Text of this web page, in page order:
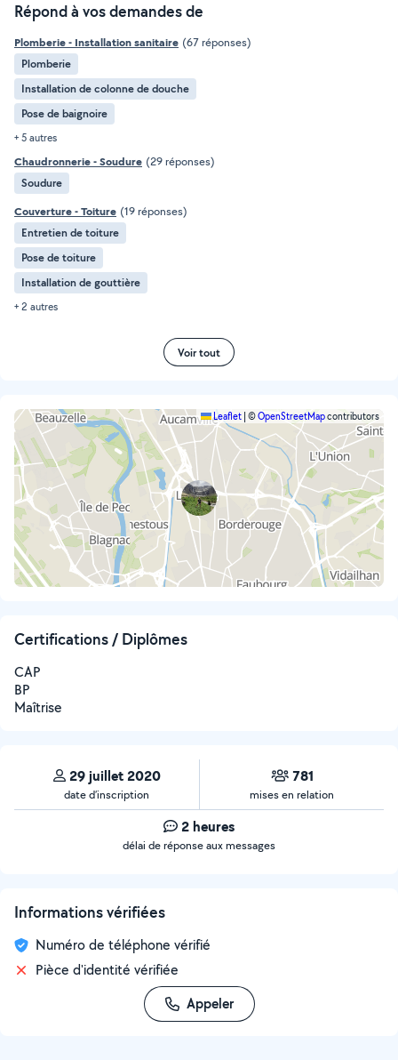
Répond à vos demandes de
Plomberie - Installation sanitaire (67 réponses)
Plomberie
Installation de colonne de douche
Pose de baignoire
+ 5 autres
Chaudronnerie - Soudure (29 réponses)
Soudure
Couverture - Toiture (19 réponses)
Entretien de toiture
Pose de toiture
Installation de gouttière
+ 2 autres
Voir tout
Leaflet ©OpenStreetMapcontributors
Certifications / Diplômes
CAP
BP
Maîtrise
29 juillet 2020
date d’inscription
781
mises en relation
2 heures
délai de réponse aux messages
Informations vérifiées
Numéro de téléphone vérifié
Pièce d'identité vérifiée
Appeler